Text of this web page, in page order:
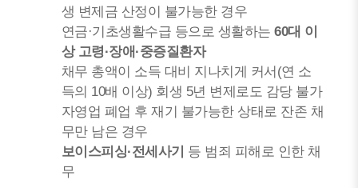
생 변제금 산정이 불가능한 경우
연금·기초생활수급 등으로 생활하는60대 이
상 고령·장애·중증질환자
채무 총액이 소득 대비 지나치게 커서(연 소
득의 10배 이상) 회생 5년 변제로도 감당 불가
자영업 폐업 후 재기 불가능한 상태로 잔존 채
무만 남은 경우
보이스피싱·전세사기
등 범죄 피해로 인한 채
무